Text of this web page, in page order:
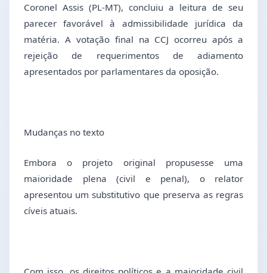
Coronel Assis (PL-MT), concluiu a leitura de seu
parecer favorável à admissibilidade jurídica da
matéria. A votação final na CCJ ocorreu após a
rejeição de requerimentos de adiamento
apresentados por parlamentares da oposição.
Mudanças no texto
Embora o projeto original propusesse uma
maioridade plena (civil e penal), o relator
apresentou um substitutivo que preserva as regras
cíveis atuais.